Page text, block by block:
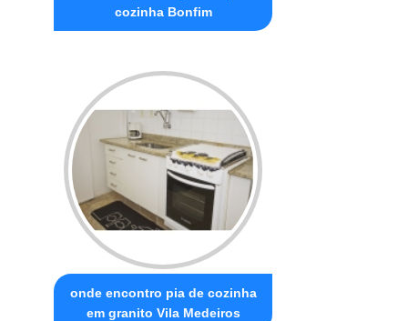
cozinha Bonfim
onde encontro pia de cozinha
em granito Vila Medeiros